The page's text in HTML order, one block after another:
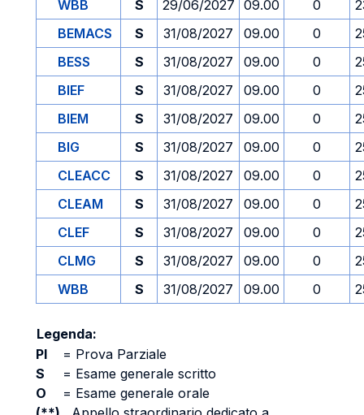
WBB
S 29/06/2027 09.00 0
BEMACS
S 31/08/2027 09.00 0
BESS
S 31/08/2027 09.00 0
BIEF
S 31/08/2027 09.00 0
BIEM
S 31/08/2027 09.00 0
BIG
S 31/08/2027 09.00 0
CLEACC
S 31/08/2027 09.00 0
CLEAM
S 31/08/2027 09.00 0
CLEF
S 31/08/2027 09.00 0
CLMG
S 31/08/2027 09.00 0
WBB
S 31/08/2027 09.00 0
Legenda:
PI
= Prova Parziale
S
= Esame generale scritto
O
= Esame generale orale